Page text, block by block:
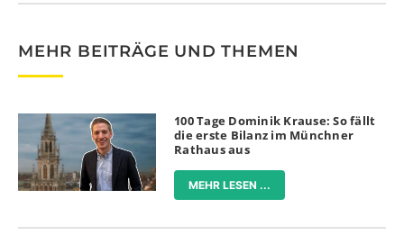
MEHR BEITRÄGE UND THEMEN
100 Tage Dominik Krause: So fällt
die erste Bilanz im Münchner
Rathaus aus
MEHR LESEN ...